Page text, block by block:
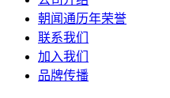
朝闻通历年荣誉
联系我们
加入我们
品牌传播